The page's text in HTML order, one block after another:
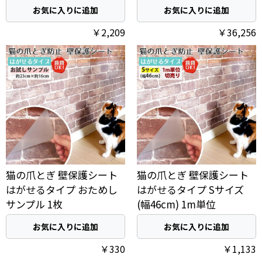
お気に入りに追加
￥2,209
お気に入りに追加
￥36,256
猫の爪とぎ 壁保護シート
はがせるタイプ おためし
サンプル 1枚
お気に入りに追加
￥330
猫の爪とぎ 壁保護シート
はがせるタイプ Sサイズ
(幅46cm) 1m単位
お気に入りに追加
￥1,133